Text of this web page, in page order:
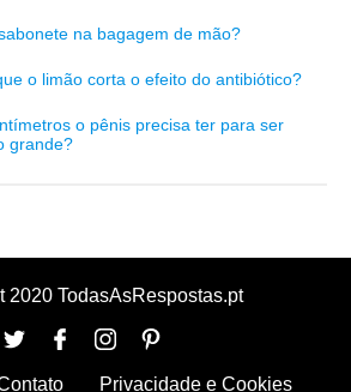
na bagagem de mão?
o limão corta o efeito do antibiótico?
o pênis precisa ter para ser
grande?
2020 TodasAsRespostas.pt
Privacidade e Cookies